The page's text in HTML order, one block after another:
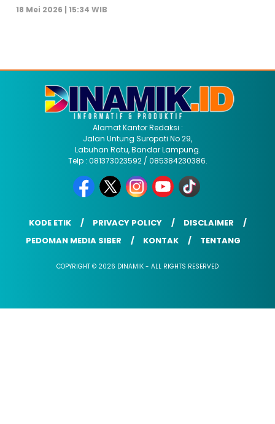
18 Mei 2026 | 15:34 WIB
Alamat Kantor Redaksi :
Jalan Untung Suropati No 29,
Labuhan Ratu, Bandar Lampung.
Telp : 081373023592 / 085384230386.
KODE ETIK PRIVACY POLICY
DISCLAIMER
PEDOMAN MEDIA SIBER
KONTAK TENTANG
COPYRIGHT © 2026 DINAMIK - ALL RIGHTS RESERVED